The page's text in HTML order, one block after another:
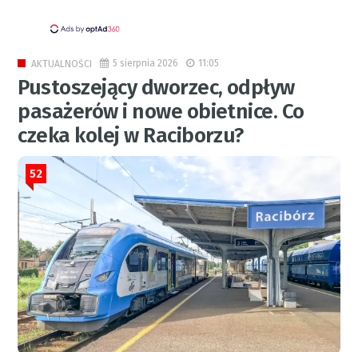
AKTUALNOŚCI 5 sierpnia 2026 11:05
Pustoszejący dworzec, odpływ
pasażerów i nowe obietnice. Co
czeka kolej w Raciborzu?
52